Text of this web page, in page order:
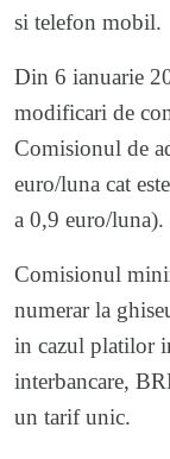
si telefon mobil.
Din 6 ianuarie
modificari de
Comisionul de
euro/luna cat
a 0,9 euro/luna).
Comisionul
numerar la
in cazul platilor
interbancare,
un tarif unic.